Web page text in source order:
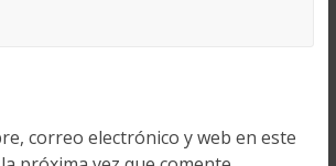
correo electrónico y web en este